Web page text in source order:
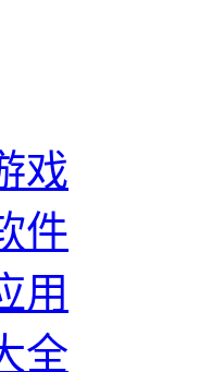
戏
件
用
全